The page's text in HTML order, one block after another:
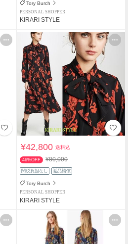
Tory Burch
PERSONAL SHOPPER
KIRARI STYLE
¥42,800送料込
46%OFF ¥80,000
関税負担なし 返品補償
Tory Burch
PERSONAL SHOPPER
KIRARI STYLE